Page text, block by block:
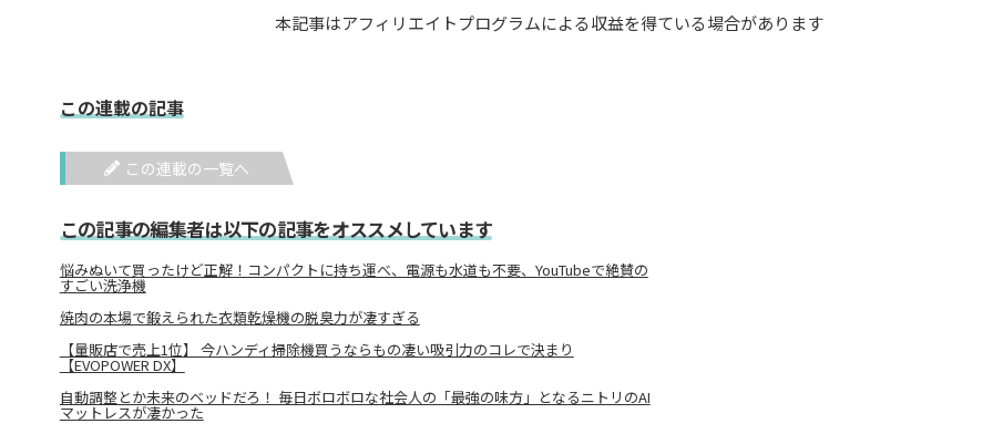
本記事はアフィリエイトプログラムによる収益を得ている場合があります
この連載の記事
この連載の一覧へ
この記事の編集者は以下の記事をオススメしています
悩みぬいて買ったけど正解！コンパクトに持ち運べ、電源も水道も不要、YouTubeで絶賛の
すごい洗浄機
焼肉の本場で鍛えられた衣類乾燥機の脱臭力が凄すぎる
【量販店で売上1位】 今ハンディ掃除機買うならもの凄い吸引力のコレで決まり
【EVOPOWER DX】
自動調整とか未来のベッドだろ！ 毎日ボロボロな社会人の「最強の味方」となるニトリのAI
マットレスが凄かった